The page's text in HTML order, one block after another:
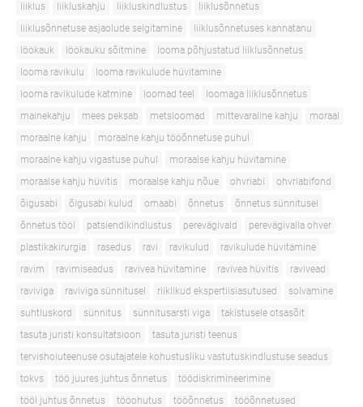
liiklus
liikluskahju liikluskindlustus
liiklusõnnetus
liiklusõnnetuse asjaolude selgitamine
liiklusõnnetuses kannatanu
löökauk
löökauku sõitmine
looma põhjustatud liiklusõnnetus
looma ravikulu
looma ravikulude hüvitamine
looma ravikulude katmine
loomad teel
loomaga liiklusõnnetus
mainekahju
mees peksab metsloomad mittevaraline kahju
moraal
moraalne kahju
moraalne kahju tööõnnetuse puhul
moraalne kahju vigastuse puhul
moraalse kahju hüvitamine
moraalse kahju hüvitis
moraalse kahju nõue ohvriabi
ohvriabifond
õigusabi
õigusabi kulud omaabi õnnetus
õnnetus sünnitusel
õnnetus tööl
patsiendikindlustus perevägivald
perevägivalla ohver
plastikakirurgia
rasedus ravi ravikulud
ravikulude hüvitamine
ravim
ravimiseadus ravivea hüvitamine ravivea hüvitis
ravivead
raviviga
raviviga sünnitusel riiklikud ekspertiisiasutused
solvamine
suhtluskord
sünnitus sünnitusarsti viga
takistusele otsasõit
tasuta juristi konsultatsioon
tasuta juristi teenus
tervishoiuteenuse osutajatele kohustusliku vastutuskindlustuse seadus
tokvs
töö juures juhtus õnnetus
töödiskrimineerimine
tööl juhtus õnnetus
tööohutus tööõnnetus
tööõnnetused